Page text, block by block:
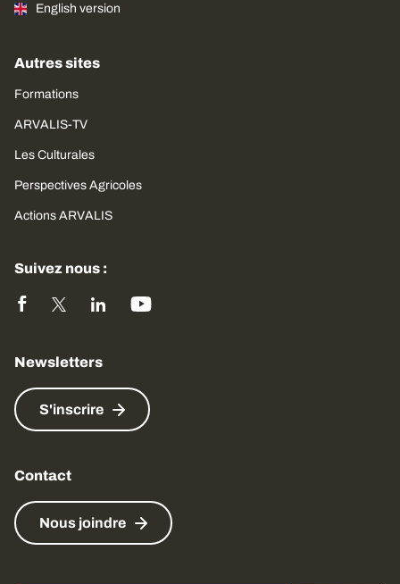
English version
Autres sites
Formations
ARVALIS-TV
Les Culturales
Perspectives Agricoles
Actions ARVALIS
Suivez nous :
Newsletters
S'inscrire
Contact
Nous joindre